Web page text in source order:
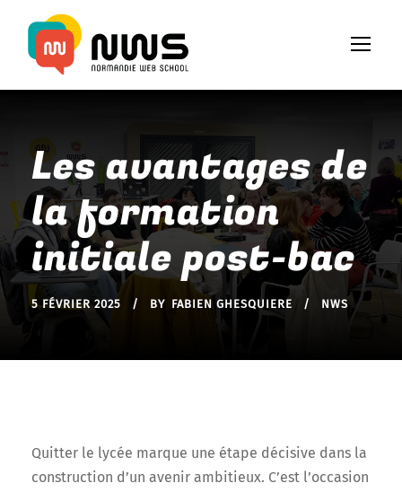
Les avantages de
la formation
initiale post-bac
5 FÉVRIER 2025 BY FABIEN GHESQUIERE NWS
Quitter le lycée marque une étape décisive dans la
construction d’un avenir ambitieux. C’est l’occasion